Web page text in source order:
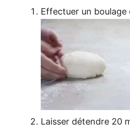
Effectuer un boulage
Laisser détendre 20